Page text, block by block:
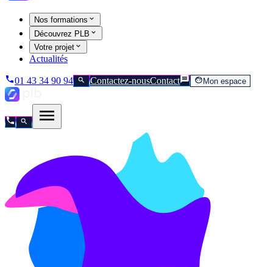
Nos formations
Découvrez PLB
Votre projet
Actualités
01 43 34 90 94 Contactez-nousContact Mon espace